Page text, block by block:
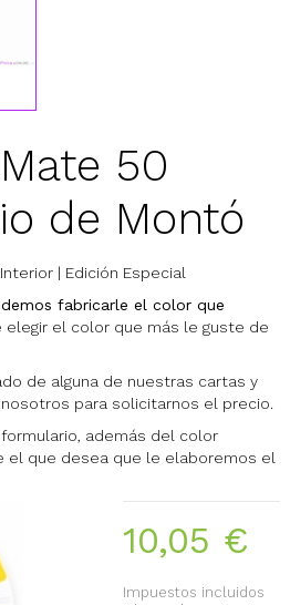
50
de Montó
| Edición Especial
fabricarle el color que
el color que más le guste de
de alguna de nuestras cartas y
para solicitarnos el precio.
además del color
el que desea que le elaboremos el
10,05 €
Impuestos incluidos